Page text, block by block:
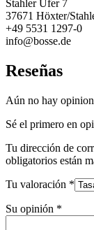
Stahler Ufer 7
37671 Höxter/
+49 5531 1297-0
info@bosse.de
Reseñas
Aún no hay
Sé el primero en
Tu dirección de
obligatorios están
Tu valoración *
Su opinión *